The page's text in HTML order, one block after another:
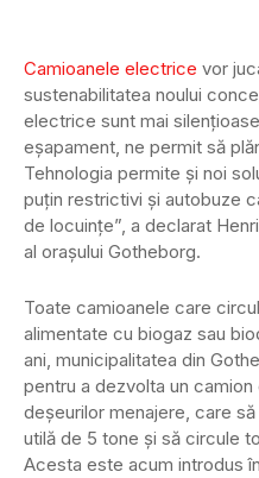
Camioanele electrice vor
sustenabilitatea noului
electrice sunt mai
eșapament, ne permit să
Tehnologia permite și noi
puțin restrictivi și autobuze
de locuințe”, a declarat
al orașului Gotheborg.
Toate camioanele care
alimentate cu biogaz sau
ani, municipalitatea din
pentru a dezvolta un
deșeurilor menajere, care
utilă de 5 tone și să circule
Acesta este acum introdus